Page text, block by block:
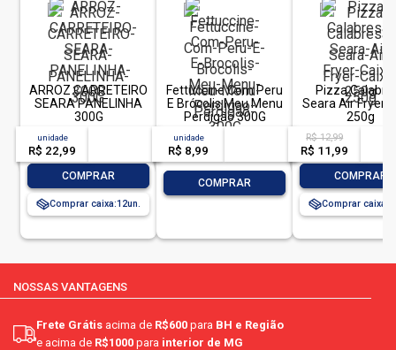
ARROZ CARRETEIRO
SEARA PANELINHA
300G
unidade
R$ 22,99
COMPRAR
Comprar caixa:12
Fettuccine Com Peru
E Brócolis Meu Menu
Perdigão 300G
unidade
R$ 8,99
COMPRAR
Pizza
Seara Air Fryer
250g
R$ 12,99
R$ 11,99
COMPRAR
Comprar caixa:
NOSSAS VANTAGENS
Frete Grátis acima de R$600 para BH e Região
e acima de R$1000 para interior de MG